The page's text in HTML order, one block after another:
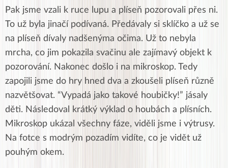
Pak jsme vzali k ruce lupu a plíseň pozorovali přes ni.
To už byla jinačí podívaná. Předávaly si sklíčko a už se
na plíseň dívaly nadšenýma očima. Už to nebyla
mrcha, co jim pokazila svačinu ale zajímavý objekt k
pozorování. Nakonec došlo i na mikroskop. Tedy
zapojili jsme do hry hned dva a zkoušeli plíseň různě
nazvětšovat. “Vypadá jako takové houbičky!” jásaly
děti. Následoval krátký výklad o houbách a plísních.
Mikroskop ukázal všechny fáze, viděli jsme i výtrusy.
Na fotce s modrým pozadím vidíte, co je vidět už
pouhým okem.